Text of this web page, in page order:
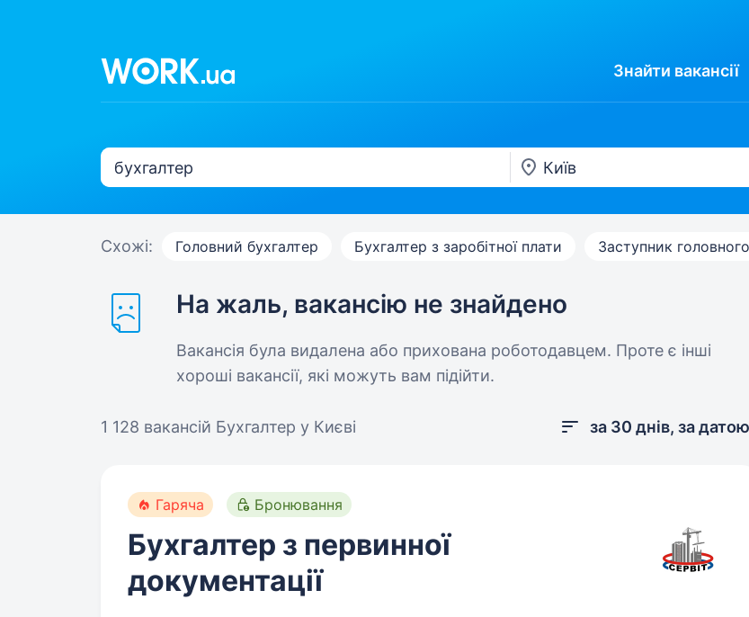
Знайти вакансії
Схожі: Головний бухгалтер Бухгалтер з заробітної плати Заступник
На жаль, вакансію не знайдено
Вакансія була видалена або прихована роботодавцем. Проте є інші
хороші вакансії, які можуть вам підійти.
1 128 вакансій Бухгалтер у Києві за 30 днів, за датою
Гаряча Бронювання
Бухгалтер з первинної
документації